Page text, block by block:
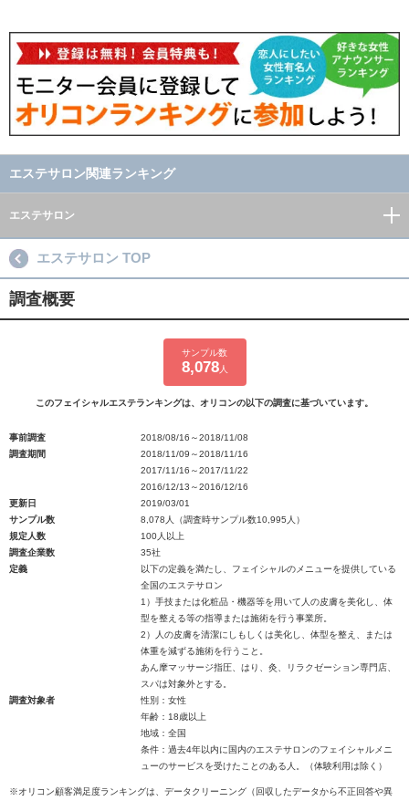
エステサロン関連ランキング
エステサロン
エステサロン TOP
調査概要
サンプル数
8,078人
このフェイシャルエステランキングは、オリコンの以下の調査に基づいています。
事前調査
2018/08/16～2018/11/08
調査期間
2018/11/09～2018/11/16
2017/11/16～2017/11/22
2016/12/13～2016/12/16
更新日
2019/03/01
サンプル数
8,078人（調査時サンプル数10,995人）
規定人数
100人以上
調査企業数
35社
定義
以下の定義を満たし、フェイシャルのメニューを提供している
全国のエステサロン
1）手技または化粧品・機器等を用いて人の皮膚を美化し、体
型を整える等の指導または施術を行う事業所。
2）人の皮膚を清潔にしもしくは美化し、体型を整え、または
体重を減ずる施術を行うこと。
あん摩マッサージ指圧、はり、灸、リラクゼーション専門店、
スパは対象外とする。
調査対象者
性別：女性
年齢：18歳以上
地域：全国
条件：過去4年以内に国内のエステサロンのフェイシャルメニ
ューのサービスを受けたことのある人。（体験利用は除く）
※オリコン顧客満足度ランキングは、データクリーニング（回収したデータから不正回答や異